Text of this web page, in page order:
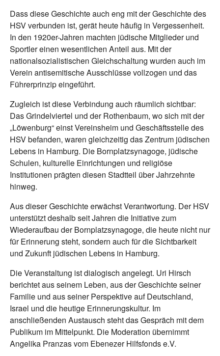
Dass diese Geschichte auch eng mit der Geschichte des
HSV verbunden ist, gerät heute häufig in Vergessenheit.
In den 1920er-Jahren machten jüdische Mitglieder und
Sportler einen wesentlichen Anteil aus. Mit der
nationalsozialistischen Gleichschaltung wurden auch im
Verein antisemitische Ausschlüsse vollzogen und das
Führerprinzip eingeführt.
Zugleich ist diese Verbindung auch räumlich sichtbar:
Das Grindelviertel und der Rothenbaum, wo sich mit der
„Löwenburg“ einst Vereinsheim und Geschäftsstelle des
HSV befanden, waren gleichzeitig das Zentrum jüdischen
Lebens in Hamburg. Die Bornplatzsynagoge, jüdische
Schulen, kulturelle Einrichtungen und religiöse
Institutionen prägten diesen Stadtteil über Jahrzehnte
hinweg.
Aus dieser Geschichte erwächst Verantwortung. Der HSV
unterstützt deshalb seit Jahren die Initiative zum
Wiederaufbau der Bornplatzsynagoge, die heute nicht nur
für Erinnerung steht, sondern auch für die Sichtbarkeit
und Zukunft jüdischen Lebens in Hamburg.
Die Veranstaltung ist dialogisch angelegt. Uri Hirsch
berichtet aus seinem Leben, aus der Geschichte seiner
Familie und aus seiner Perspektive auf Deutschland,
Israel und die heutige Erinnerungskultur. Im
anschließenden Austausch steht das Gespräch mit dem
Publikum im Mittelpunkt. Die Moderation übernimmt
Angelika Pranzas vom Ebenezer Hilfsfonds e.V.